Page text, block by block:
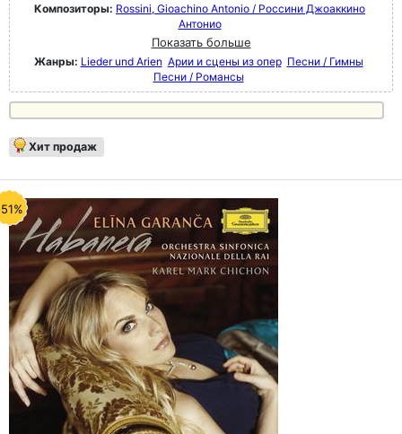
Композиторы: Rossini, Gioachino Antonio / Россини Джоаккино
Антонио
Показать больше
Жанры: Lieder und Arien Арии и сцены из опер Песни / Гимны
Песни / Романсы
Хит продаж